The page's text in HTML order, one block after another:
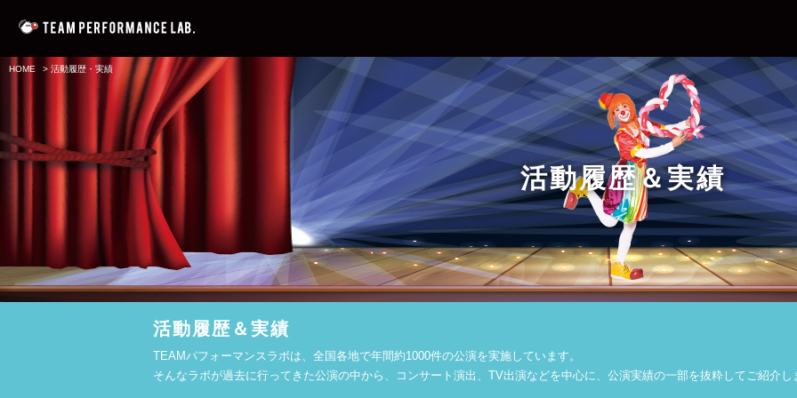
活動履歴＆実績
HOME > 活動履歴・実績
活動履歴＆実績
TEAMパフォーマンスラボは、全国各地で年間約1000件の公演を実施しています。
そんなラボが過去に行ってきた公演の中から、コンサート演出、TV出演などを中心に、公演実績の一部を抜粋してご紹介し